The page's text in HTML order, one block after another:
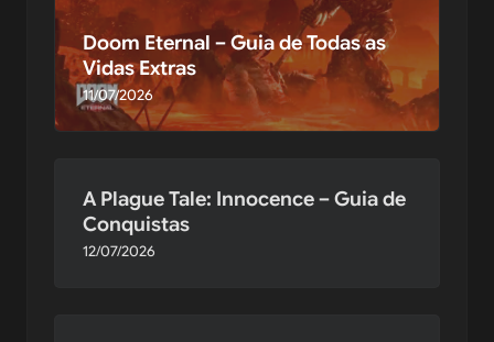
Doom Eternal – Guia de Todas as
Vidas Extras
11/07/2026
A Plague Tale: Innocence – Guia de
Conquistas
12/07/2026